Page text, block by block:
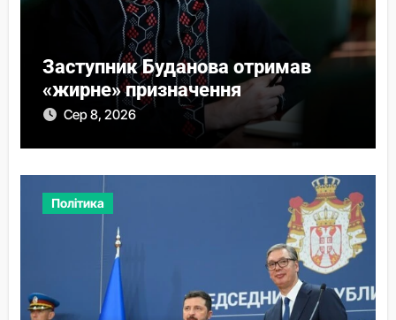
Заступник Буданова отримав
«жирне» призначення
Сер 8, 2026
Політика